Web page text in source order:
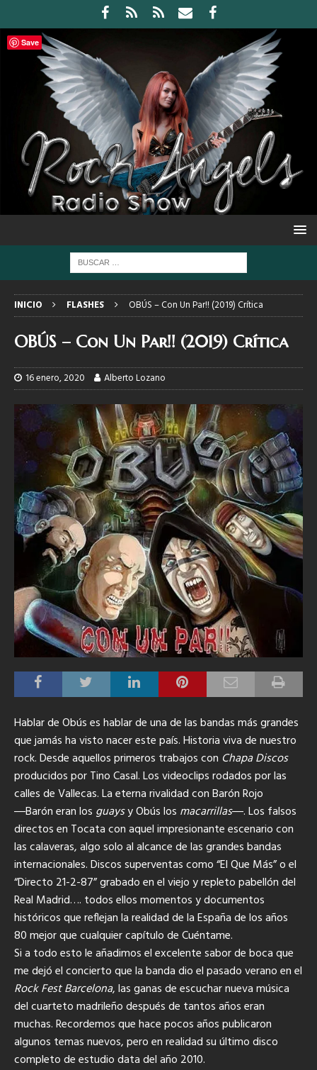
INICIO FLASHES OBÚS – Con Un Par!! (2019) Crítica
OBÚS – Con Un Par!! (2019) Crítica
16 enero, 2020 Alberto Lozano
Hablar de Obús es hablar de una de las bandas más grandes
que jamás ha visto nacer este país.Historia viva de nuestro
rock. Desde aquellos primeros trabajos con Chapa Discos
producidos por Tino Casal. Los videoclips rodados por las
calles de Vallecas. La eterna rivalidad con Barón Rojo
―Barón eran los guaysy Obús los macarrillas―. Los falsos
directos en Tocata con aquel impresionante escenario con
las calaveras, algo solo al alcance de las grandes bandas
internacionales. Discos superventas como “El Que Más” o el
“Directo 21-2-87” grabado en el viejo y repleto pabellón del
Real Madrid…. todos ellos momentos y documentos
históricos que reflejan la realidad de la España de los años
80 mejor que cualquier capítulo de Cuéntame.
Si a todo esto le añadimos el excelente sabor de boca que
me dejó el concierto que la banda dio el pasado verano en el
Rock Fest Barcelona, las ganas de escuchar nueva música
del cuarteto madrileño después de tantos años eran
muchas. Recordemos que hace pocos años publicaron
algunos temas nuevos, pero en realidad su último disco
completo de estudio data del año 2010.
Save